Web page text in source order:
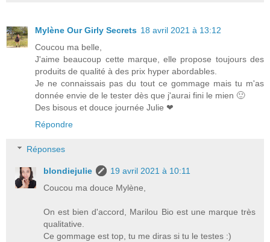
Mylène Our Girly Secrets 18 avril 2021 à 13:12
Coucou ma belle,
J'aime beaucoup cette marque, elle propose toujours des
produits de qualité à des prix hyper abordables.
Je ne connaissais pas du tout ce gommage mais tu m'as
donnée envie de le tester dès que j'aurai fini le mien 🙂
Des bisous et douce journée Julie ❤
Répondre
Réponses
blondiejulie
19 avril 2021 à 10:11
Coucou ma douce Mylène,
On est bien d'accord, Marilou Bio est une marque très
qualitative.
Ce gommage est top, tu me diras si tu le testes :)